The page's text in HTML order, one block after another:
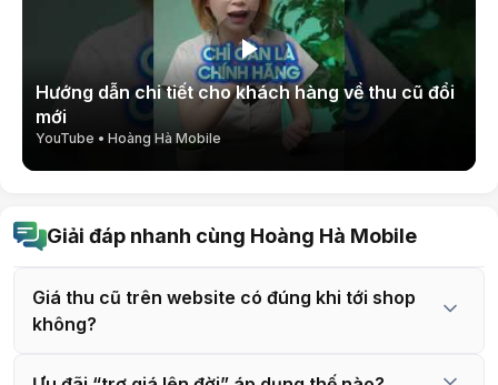
bạn trong danh sách hỗ trợ, đừng ngần ngại liên hệ
trực tiếp với đội ngũ tư vấn tại cửa hàng để được tư vấn
chi tiết.
Danh sách sản phẩm thu cũ đổi mới nổi
bật tại Hoàng Hà Mobile
không chỉ giúp khách hàng tiết kiệm chi phí mà còn
nhất một cách dễ dàng và tiện lợi. Dưới đây là những
nhóm sản phẩm đang áp dụng chính sách thu cũ - đổi
mới được nhiều khách hàng quan tâm và lựa chọn.
Hướng dẫn chi tiết cho khách hàng về thu cũ đổi
mới
YouTube • Hoàng Hà Mobile
Giải đáp nhanh cùng Hoàng Hà Mobile
Giá thu cũ trên website có đúng khi tới shop
không?